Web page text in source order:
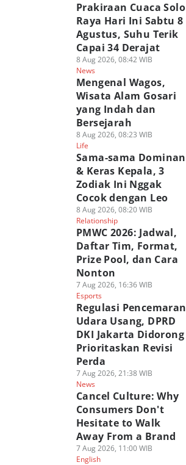
Prakiraan Cuaca Solo
Raya Hari Ini Sabtu 8
Agustus, Suhu Terik
Capai 34 Derajat
8 Aug 2026, 08:42 WIB
News
Mengenal Wagos,
Wisata Alam Gosari
yang Indah dan
Bersejarah
8 Aug 2026, 08:23 WIB
Life
Sama-sama Dominan
& Keras Kepala, 3
Zodiak Ini Nggak
Cocok dengan Leo
8 Aug 2026, 08:20 WIB
Relationship
PMWC 2026: Jadwal,
Daftar Tim, Format,
Prize Pool, dan Cara
Nonton
7 Aug 2026, 16:36 WIB
Esports
Regulasi Pencemaran
Udara Usang, DPRD
DKI Jakarta Didorong
Prioritaskan Revisi
Perda
7 Aug 2026, 21:38 WIB
News
Cancel Culture: Why
Consumers Don't
Hesitate to Walk
Away From a Brand
7 Aug 2026, 11:00 WIB
English